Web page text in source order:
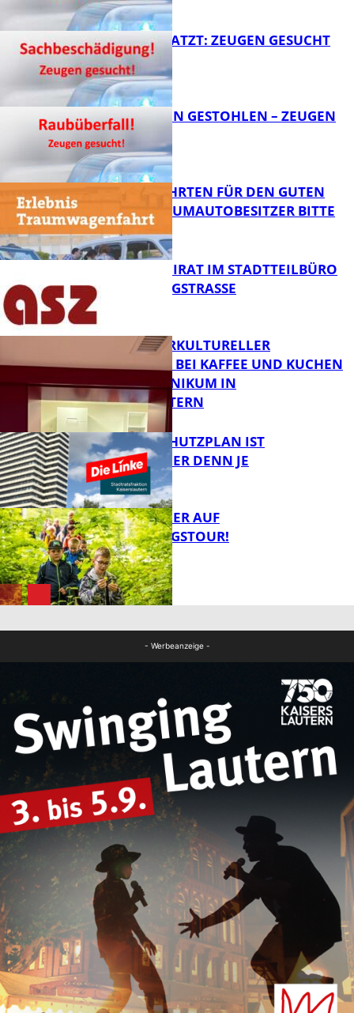
AUTO ZERKRATZT: ZEUGEN GESUCHT
FB News
TEURE KETTEN GESTOHLEN – ZEUGEN
GESUCHT!
FB News
SPENDENFAHRTEN FÜR DEN GUTEN
ZWECK – TRAUMAUTOBESITZER BITTE
MELDEN!
FB News
SENIORENBEIRAT IM STADTTEILBÜRO
IN DER KÖNIGSTRASSE
FB Gesundheit
NEUER INTERKULTURELLER
TREFFPUNKT BEI KAFFEE UND KUCHEN
IM PFALZKLINIKUM IN
KAISERSLAUTERN
FB News
EIN HITZESCHUTZPLAN IST
NOTWENDIGER DENN JE
MIT DEM JÄGER AUF
ENTDECKUNGSTOUR!
- Werbeanzeige -